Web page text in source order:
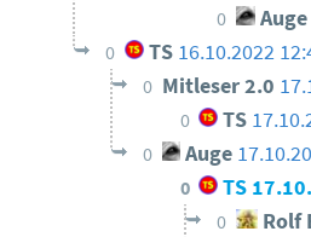
0 Auge
0 TS 16.10.2022
0 Mitleser 2.0
0 TS
0 Auge
0 TS
0 Rolf